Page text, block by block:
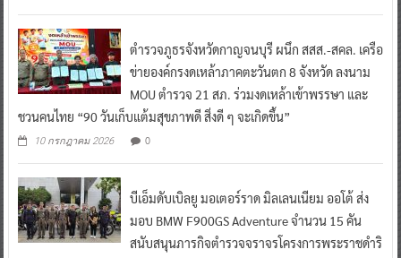
ตำรวจภูธรจังหวัดกาญจนบุรี ผนึก สสส.-สคล. เครือ
ข่ายองค์กรงดเหล้าภาคตะวันตก 8 จังหวัด ลงนาม
MOU ตำรวจ 21 สภ. ร่วมงดเหล้าเข้าพรรษา และ
ชวนคนไทย “90 วันเก็บแต้มสุขภาพดี สิ่งดี ๆ จะเกิดขึ้น”
10 กรกฎาคม 2026 0
บีเอ็มดับเบิลยู มอเตอร์ราด มิลเลนเนียม ออโต้ ส่ง
มอบ BMW F900GS Adventure จำนวน 15 คัน
สนับสนุนภารกิจตำรวจจราจรโครงการพระราชดำริ